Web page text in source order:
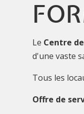
Le Centre
d'une vaste
Tous les
Offre de